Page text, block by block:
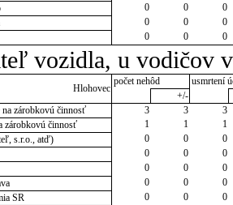
0 0
0
0 0
0
0 0 0
vozidla, u vodičov
Hlohovec
počet nehôd
usmrtení
+/-
zárobkovú činnosť
3 3
3
zárobkovú činnosť
1 1
1
s.r.o., atď)
0 0
0
0 0
0
0 0
0
0 0
0
SR
0 0
0